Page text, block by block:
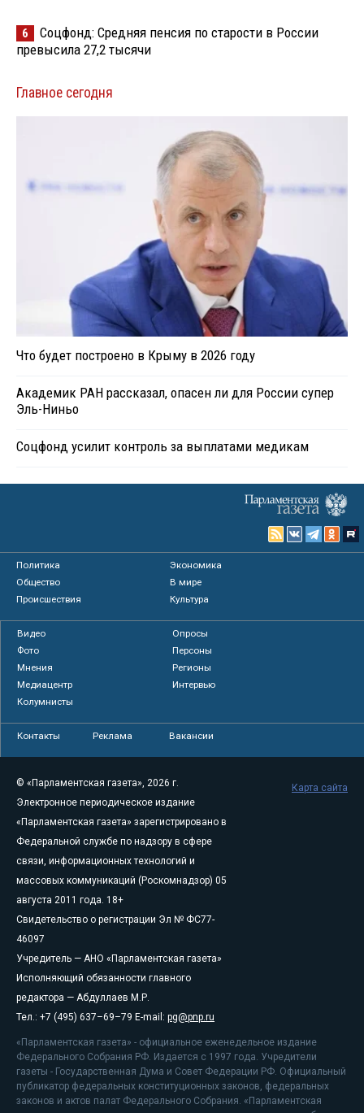
6
Соцфонд: Средняя пенсия по старости в России
превысила 27,2 тысячи
Главное сегодня
Что будет построено в Крыму в 2026 году
Академик РАН рассказал, опасен ли для России супер
Эль-Ниньо
Соцфонд усилит контроль за выплатами медикам
Политика
Экономика
Общество
В мире
Происшествия
Культура
Видео
Опросы
Фото
Персоны
Мнения
Регионы
Медиацентр
Интервью
Колумнисты
Контакты Реклама Вакансии
© «Парламентская газета», 2026 г.
Электронное периодическое издание
«Парламентская газета» зарегистрировано в
Федеральной службе по надзору в сфере
связи, информационных технологий и
массовых коммуникаций (Роскомнадзор) 05
августа 2011 года. 18+
Свидетельство о регистрации Эл № ФС77-
46097
Учредитель — АНО «Парламентская газета»
Исполняющий обязанности главного
редактора — Абдуллаев М.Р.
Тел.: +7 (495) 637–69–79 E-mail: pg@pnp.ru
«Парламентская газета» - официальное еженедельное издание
Федерального Собрания РФ. Издается с 1997 года. Учредители
газеты - Государственная Дума и Совет Федерации РФ. Официальный
публикатор федеральных конституционных законов, федеральных
законов и актов палат Федерального Собрания. «Парламентская
Карта сайта